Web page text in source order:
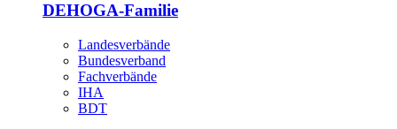
DEHOGA-Familie
Landesverbände
Bundesverband
Fachverbände
IHA
BDT